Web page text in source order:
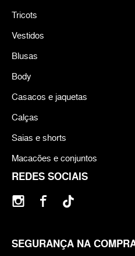
REDES SOCIAIS
SEGURANÇA NA
Tricots
Vestidos
Blusas
Body
Casacos e jaquetas
Calças
Saias e shorts
Macacões e conjuntos